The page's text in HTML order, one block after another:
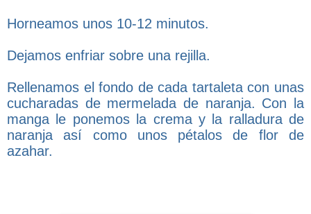
Horneamos unos 10-12 minutos.
Dejamos enfriar sobre una rejilla.
Rellenamos el fondo de cada tartaleta con unas
cucharadas de mermelada de naranja. Con la
manga le ponemos la crema y la ralladura de
naranja así como unos pétalos de flor de
azahar.